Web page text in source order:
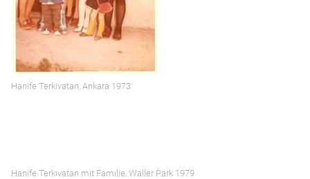
Hanife Terkivatan, Ankara 1973
Hanife Terkivatan mit Familie, Waller Park 1979